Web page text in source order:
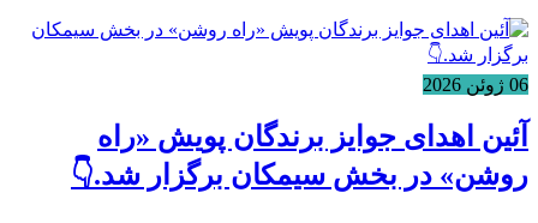
06 ژوئن 2026
آئین اهدای جوایز برندگان پویش «راه
روشن» در بخش سیمکان برگزار شد.👇